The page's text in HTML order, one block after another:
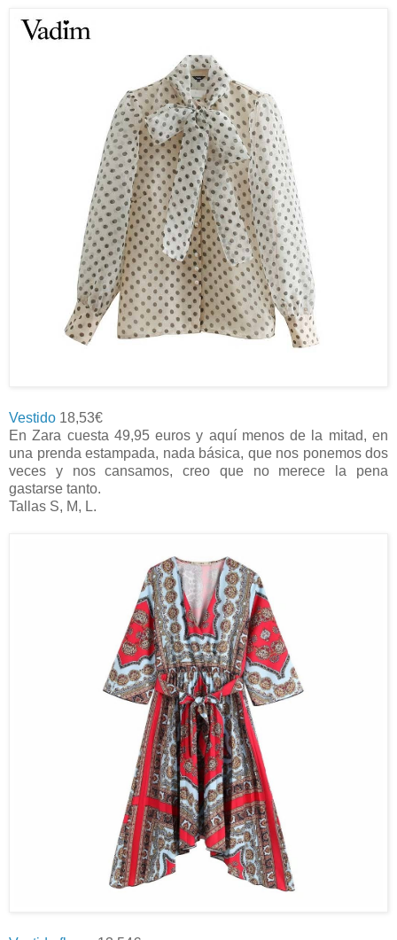
Vestido 18,53€
En Zara cuesta 49,95 euros y aquí menos de la mitad, en
una prenda estampada, nada básica, que nos ponemos dos
veces y nos cansamos, creo que no merece la pena
gastarse tanto.
Tallas S, M, L.